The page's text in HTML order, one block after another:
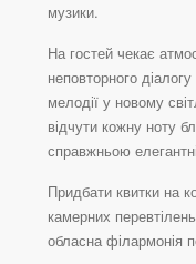
музики.
На гостей чекає
неповторного
мелодії у новому
відчути кожну ноту
справжньою
Придбати квитки на
камерних
обласна філармонія